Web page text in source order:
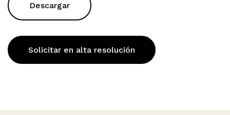
Descargar
Solicitar en alta resolución